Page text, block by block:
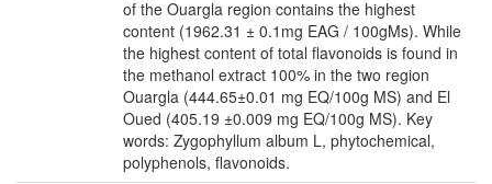
of the Ouargla region contains the highest
content (1962.31 ± 0.1mg EAG / 100gMs). While
the highest content of total flavonoids is found in
the methanol extract 100% in the two region
Ouargla (444.65±0.01 mg EQ/100g MS) and El
Oued (405.19 ±0.009 mg EQ/100g MS). Key
words: Zygophyllum album L, phytochemical,
polyphenols, flavonoids.